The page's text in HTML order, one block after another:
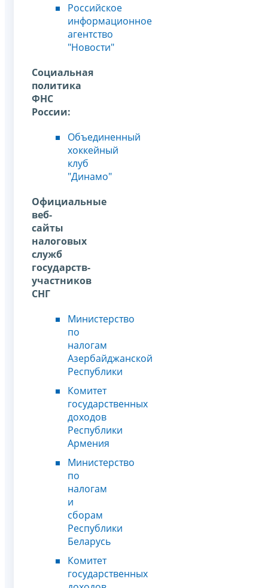
Российское
информационное
агентство
"Новости"
Социальная
политика
ФНС
России:
Объединенный
хоккейный
клуб
"Динамо"
Официальные
веб-
сайты
налоговых
служб
государств-
участников
СНГ
Министерство
по
налогам
Азербайджанской
Республики
Комитет
государственных
доходов
Республики
Армения
Министерство
по
налогам
и
сборам
Республики
Беларусь
Комитет
государственных